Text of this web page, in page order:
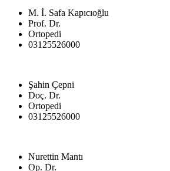
M. İ. Safa Kapıcıoğlu
Prof. Dr.
Ortopedi
03125526000
Şahin Çepni
Doç. Dr.
Ortopedi
03125526000
Nurettin Mantı
Op. Dr.